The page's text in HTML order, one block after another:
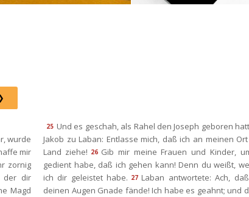
https://
wurde
mir
zornig
der dir
Magd
25 Und es geschah, als Rahel den Joseph geboren
Jakob zu Laban: Entlasse mich, daß ich an meinen
Land ziehe! 26 Gib mir meine Frauen und Kinder,
gedient habe, daß ich gehen kann! Denn du weißt,
ich dir geleistet habe. 27 Laban antwortete: Ach,
deinen Augen Gnade fände! Ich habe es geahnt; und